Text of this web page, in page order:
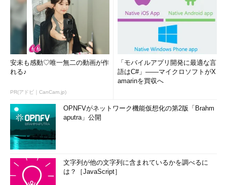
安未も感動♡唯一無二の動画が作
れる♪
PR(アドビ｜CanCam.jp)
「モバイルアプリ開発に最適な言
語はC#」――マイクロソフトがX
amarinを買収へ
OPNFVがネットワーク機能仮想化の第2版「Brahm
aputra」公開
文字列が他の文字列に含まれているかを調べるに
は？［JavaScript］